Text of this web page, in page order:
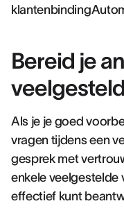
Bereid je
Als je je goed
vragen tijdens een
gesprek met
enkele veelgestelde
effectief kunt